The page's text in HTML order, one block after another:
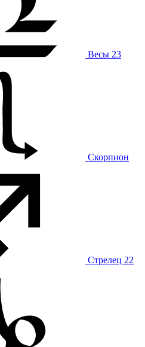
Весы 23
Скорпион
Стрелец 22